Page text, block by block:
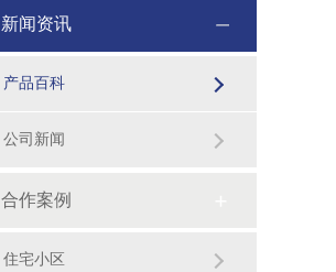
新闻资讯
产品百科
公司新闻
合作案例
住宅小区